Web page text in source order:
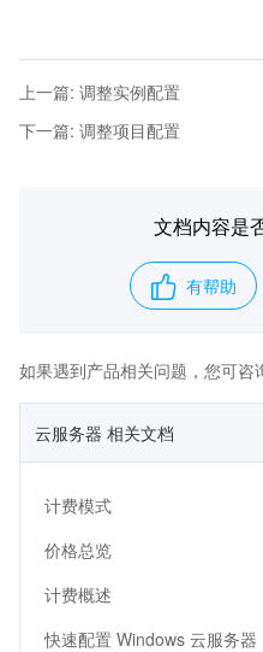
上一篇: 调整实例配置
下一篇: 调整项目配置
文档内容是
有帮助
如果遇到产品相关问题，您可咨
云服务器 相关文档
计费模式
价格总览
计费概述
快速配置 Windows 云服务器